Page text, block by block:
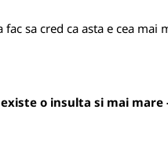
sa cred ca asta e cea
existe o insulta si mai